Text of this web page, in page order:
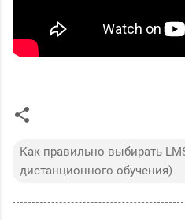
Как правильно выбирать
дистанционного обучения)